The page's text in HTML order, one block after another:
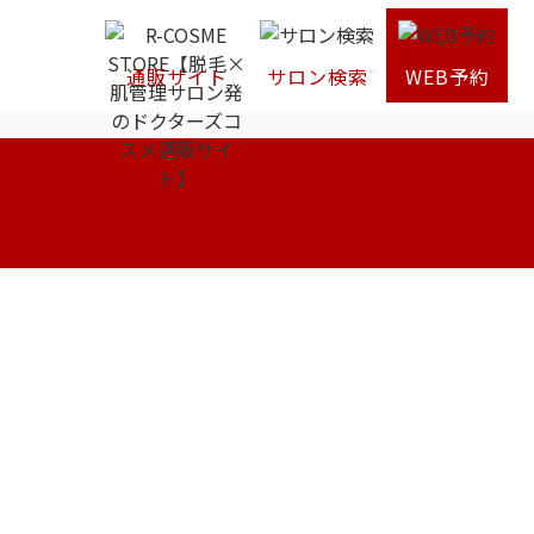
通販サイト サロン検索 WEB予約